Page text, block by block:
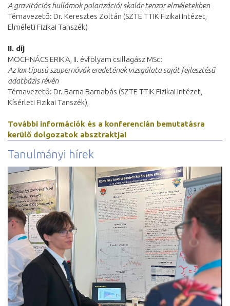
A gravitációs hullámok polarizációi skalár-tenzor elméletekben
Témavezető: Dr. Keresztes Zoltán (SZTE TTIK Fizikai Intézet,
Elméleti Fizikai Tanszék)
II. díj
MOCHNÁCS ERIKA, II. évfolyam csillagász MSc:
Az Iax típusú szupernóvák eredetének vizsgálata saját fejlesztésű
adatbázis révén
Témavezető: Dr. Barna Barnabás (SZTE TTIK Fizikai Intézet,
Kísérleti Fizikai Tanszék),
További információk és a konferencián bemutatásra
kerülő dolgozatok absztraktjai
Tanulmányi hírek